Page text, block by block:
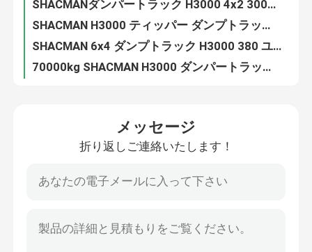
品質管理
連絡 ください
引金 を 求め て ください
70000kg SHACMAN H3000 ダンパートラック 8x4 ダンパートラック 400HP EuroII
4×2 重量ダンプトラック SHACMAN L3000 180HP EuroII 6ホイールダンプトラック
4x2 SHACMAN H3000 トラクタートラック 400hp EuroII トラクターヘッドトラック
SHACMAN F3000 トラクター トラック 4x2 400HP EuroII ホワイト Shacman トラクターヘッド
メッセージ
折り返しご連絡いたします！